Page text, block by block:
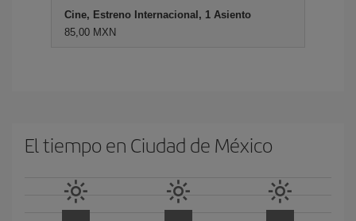
Cine, Estreno Internacional, 1 Asiento
85,00 MXN
El tiempo en Ciudad de México